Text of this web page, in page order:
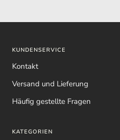
KUNDENSERVICE
Kontakt
Versand und Lieferung
Häufig gestellte Fragen
KATEGORIEN